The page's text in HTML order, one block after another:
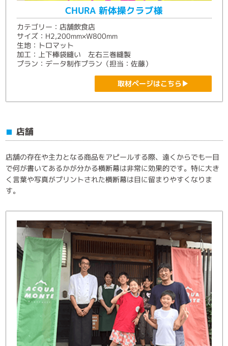
CHURA 新体操クラブ様
カテゴリー：店舗飲食店
サイズ：H2,200mm×W800mm
生地：トロマット
加工：上下棒袋縫い 左右三巻縫製
プラン：データ制作プラン（担当：佐藤）
取材ページはこちら▶
■ 店舗
店舗の存在や主力となる商品をアピールする際、遠くからでも一目
で何が書いてあるかが分かる横断幕は非常に効果的です。特に大き
く言葉や写真がプリントされた横断幕は目に留まりやすくなりま
す。